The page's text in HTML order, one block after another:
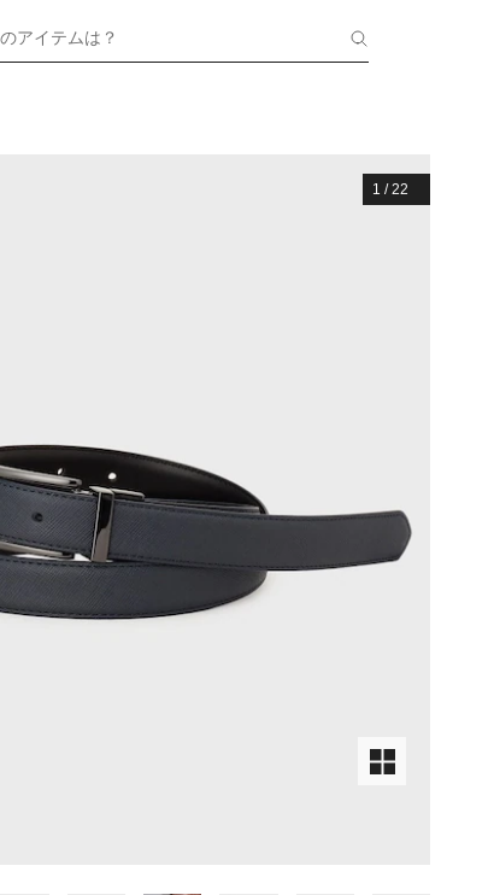
アイテムは？
1 /22